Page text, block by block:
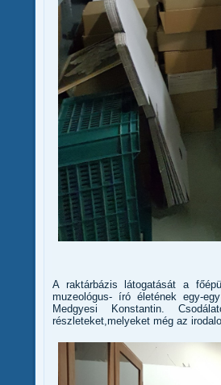
A raktárbázis látogatását a
muzeológus- író életének egy-
Medgyesi Konstantin.
részleteket,melyeket még az